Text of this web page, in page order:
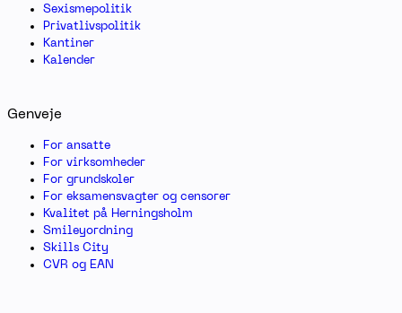
Sexismepolitik
Privatlivspolitik
Kantiner
Kalender
Genveje
For ansatte
For virksomheder
For grundskoler
For eksamensvagter og censorer
Kvalitet på Herningsholm
Smileyordning
Skills City
CVR og EAN